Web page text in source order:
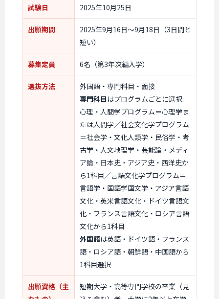
試験日 2025年10月25日
出願期間
2025年9月16日〜9月18日（3日間と
短い）
募集定員 6名（第3年次編入学）
選抜方法
外国語・専門科目・面接
専門科目 はプログラムごとに選択:
心理・人間学プログラム＝心理学ま
たは人間学／社会文化学プログラム
＝社会学・文化人類学・民俗学・考
古学・人文地理学・芸能論・メディ
ア論・日本史・アジア史・西洋史か
ら1科目／言語文化学プログラム＝
言語学・国語学国文学・アジア言語
文化・英米言語文化・ドイツ言語文
化・フランス言語文化・ロシア言語
文化から1科目
外国語は英語・ドイツ語・フランス
語・ロシア語・朝鮮語・中国語から
1科目選択
出願資格（主
短期大学・高等専門学校の卒業（見